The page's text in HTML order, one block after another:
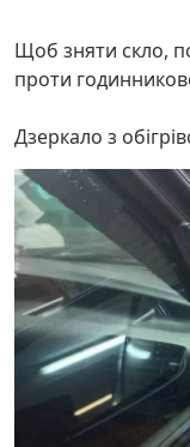
Щоб зняти скло,
проти
Дзеркало з